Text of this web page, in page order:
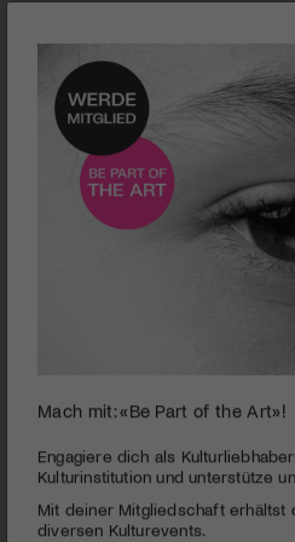
JETZT IM KINO
seconds
minute,
11
TO KILL A MONGOLIAN
Ein intimes Porträt über
Mach mit: «Be Part of the Art»!
Engagiere dich als
Kulturinstitution und unterstütze
Mit deiner Mitgliedschaft erhältst
diversen Kulturevents.